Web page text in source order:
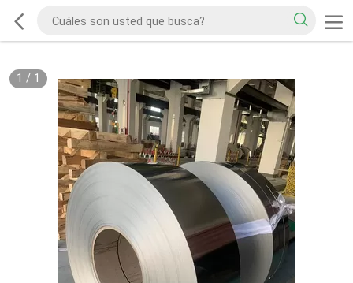
1 / 1